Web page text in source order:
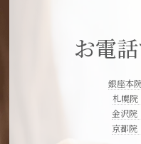
お電
銀座本
札幌
金沢院
京都院